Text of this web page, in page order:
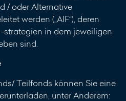
/ oder Alternative
werden („AIF“), deren
strategien in dem jeweiligen
sind.
Teilfonds können Sie eine
unter Anderem: